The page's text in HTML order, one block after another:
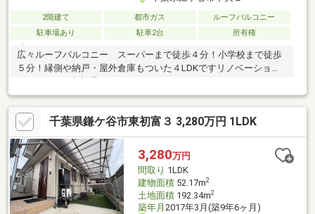
2階建て 都市ガス
ルーフバルコニー
駐車場あり
駐車2台 所有権
広々ルーフバルコニー スーパーまで徒歩４分！小学校まで徒歩
５分！縁側や納戸・屋外倉庫もついた４LDKですリノベーショ
千葉県鎌ケ谷市東初富３ 3,280万円 1LDK
3,280万円
間取り 1LDK
建物面積52.17m2
土地面積192.34m2
築年月 2017年3月(築9年6ヶ月)